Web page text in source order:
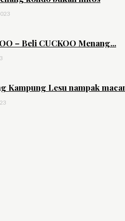
– Beli CUCKOO Menang...
Kampung Lesu nampak